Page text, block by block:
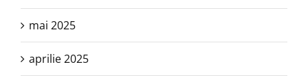
mai 2025
aprilie 2025